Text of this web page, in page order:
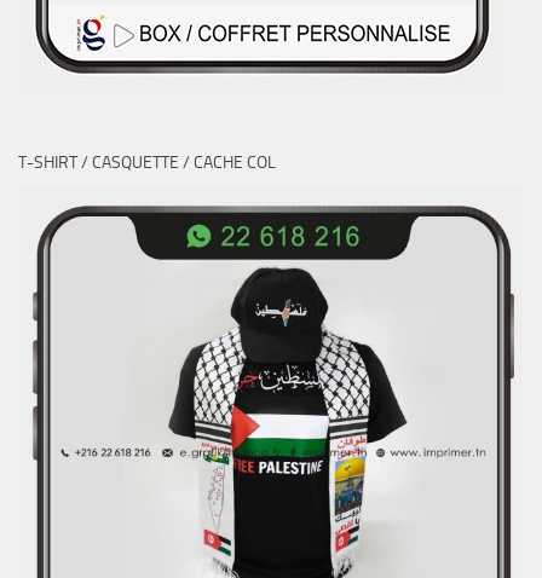
T-SHIRT / CASQUETTE / CACHE COL